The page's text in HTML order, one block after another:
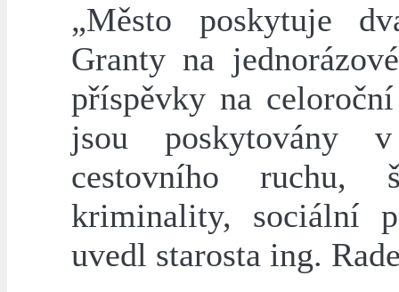
„Město poskytuje
Granty na
příspěvky na
jsou poskytovány
cestovního ruchu,
kriminality, sociální
uvedl starosta ing.